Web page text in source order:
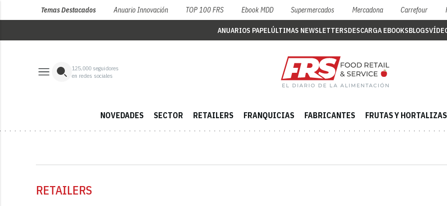
Temas Destacados Anuario Innovación TOP 100 FRS Ebook MDD Supermercados Mercadona Carrefour
ANUARIOS PAPELÚLTIMAS NEWSLETTERSDESCARGA EBOOKSBLOGS
125,000 seguidores
en redes sociales
NOVEDADES SECTOR RETAILERS FRANQUICIAS FABRICANTES FRUTAS Y HORTALIZAS
RETAILERS